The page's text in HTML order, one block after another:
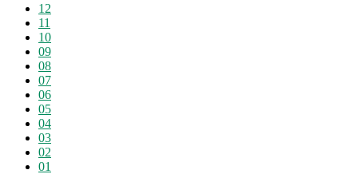
12
11
10
09
08
07
06
05
04
03
02
01